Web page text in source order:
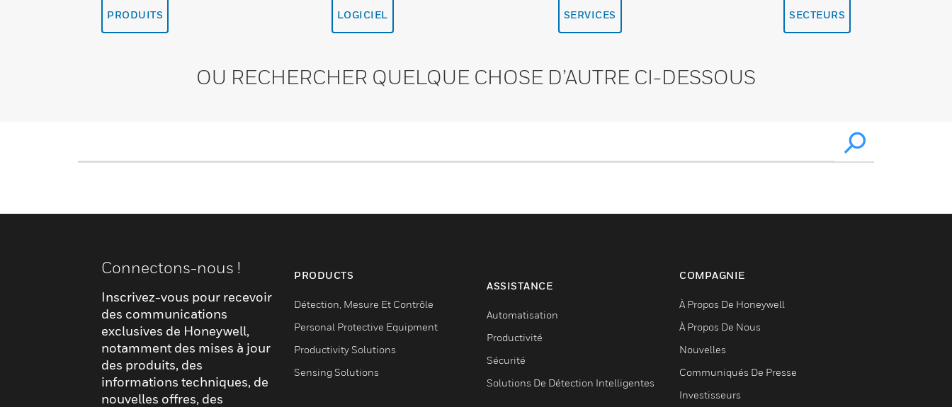
PRODUITS LOGICIEL SERVICES SECTEURS
OU RECHERCHER QUELQUE CHOSE D’AUTRE CI-DESSOUS
Connectons-nous !
Inscrivez-vous pour recevoir
des communications
exclusives de Honeywell,
notamment des mises à jour
des produits, des
informations techniques, de
nouvelles offres, des
PRODUCTS
Détection, Mesure Et Contrôle
Personal Protective Equipment
Productivity Solutions
Sensing Solutions
ASSISTANCE
Automatisation
Productivité
Sécurité
Solutions De Détection Intelligentes
COMPAGNIE
À Propos De Honeywell
À Propos De Nous
Nouvelles
Communiqués De Presse
Investisseurs